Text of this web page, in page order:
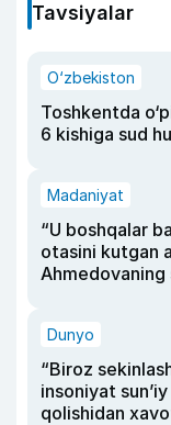
Tavsiyalar
O‘zbekiston
Toshkentda
6 kishiga sud
Madaniyat
“U boshqalar
otasini kutgan
Ahmedovaning
Dunyo
“Biroz
insoniyat
qolishidan